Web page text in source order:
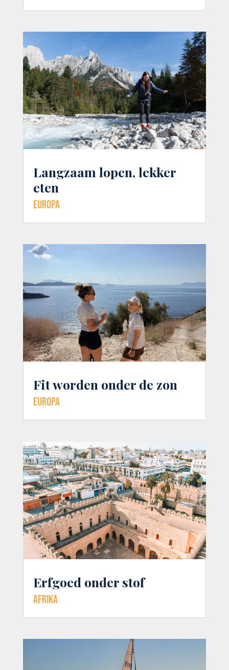
Langzaam lopen, lekker
eten
Europa
Fit worden onder de zon
Europa
Erfgoed onder stof
Afrika